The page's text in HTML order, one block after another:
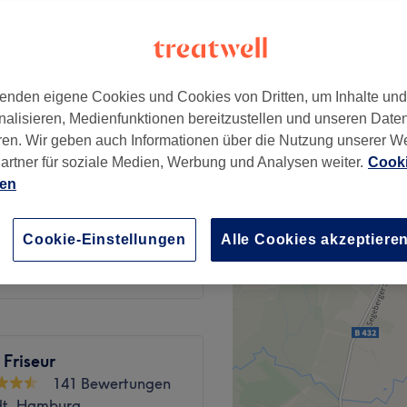
Hamburg
134 Bewertungen
Hamburg
7 €
141 Bewertungen
−
eigene Cookies und Cookies von Dritten, um Inhalte
Medienfunktionen bereitzustellen und unseren
Wir geben auch Informationen über die Nutzung unserer
für soziale Medien, Werbung und Analysen weiter.
Cookie-Einstellungen Alle Cookies akzeptieren